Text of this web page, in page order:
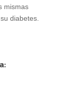
mismas
diabetes.